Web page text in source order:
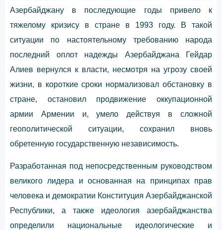
Азербайджану в последующие годы привело к
тяжелому кризису в стране в 1993 году. В такой
ситуации по настоятельному требованию народа
последний оплот надежды Азербайджана Гейдар
Алиев вернулся к власти, несмотря на угрозу своей
жизни, в короткие сроки нормализовал обстановку в
стране, остановил продвижение оккупационной
армии Армении и, умело действуя в сложной
геополитической ситуации, сохранил вновь
обретенную государственную независимость.
Разработанная под непосредственным руководством
великого лидера и основанная на принципах прав
человека и демократии Конституция Азербайджанской
Республики, а также идеология азербайджанства
определили национальные идеологические и